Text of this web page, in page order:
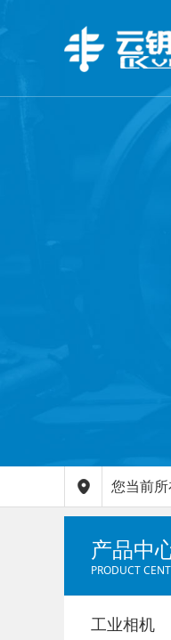
您当前所
产品中
PRODUCT
工业相机